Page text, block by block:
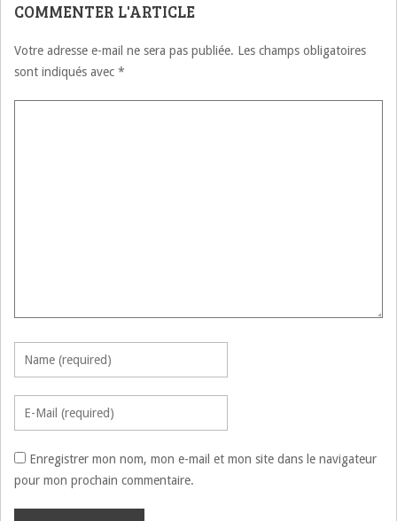
COMMENTER L'ARTICLE
Votre adresse e-mail ne sera pas publiée. Les champs obligatoires
sont indiqués avec *
Enregistrer mon nom, mon e-mail et mon site dans le navigateur
pour mon prochain commentaire.